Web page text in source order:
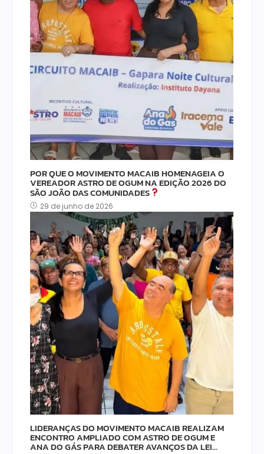
POR QUE O MOVIMENTO MACAIB HOMENAGEIA O
VEREADOR ASTRO DE OGUM NA EDIÇÃO 2026 DO
SÃO JOÃO DAS COMUNIDADES
29 de junho de 2026
LIDERANÇAS DO MOVIMENTO MACAIB REALIZAM
ENCONTRO AMPLIADO COM ASTRO DE OGUM E
ANA DO GÁS PARA DEBATER AVANÇOS DA LEI…